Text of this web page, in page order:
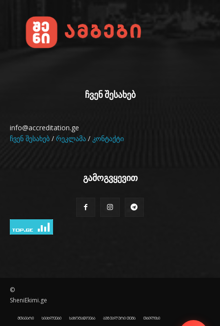
ჩვენ შესახებ
info@accreditation.ge
ჩვენ შესახებ / რეკლამა / კონტაქტი
გამოგვყევით
©
SheniEkimi.ge
მთავარი სიახლეები საზოგადოება აქტუალური თემა თბილისი